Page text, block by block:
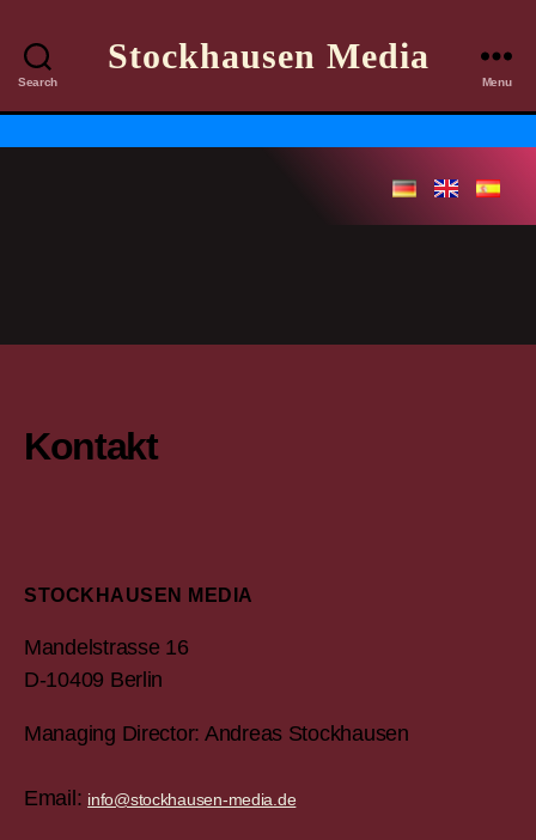
Search
Stockhausen Media
Menu
Kontakt
STOCKHAUSEN MEDIA
Mandelstrasse 16
D-10409 Berlin
Managing Director: Andreas Stockhausen
Email: info@stockhausen-media.de